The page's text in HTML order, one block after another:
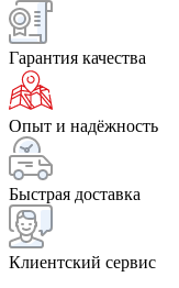
Гарантия качества
Опыт и надёжность
Быстрая доставка
Клиентский сервис